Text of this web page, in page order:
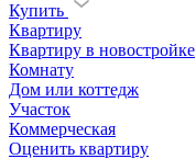
Купить
Квартиру
Квартиру в новостройке
Комнату
Дом или коттедж
Участок
Коммерческая
Оценить квартиру